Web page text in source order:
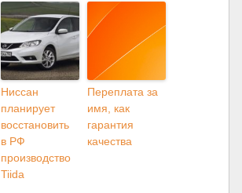
Ниссан
планирует
восстановить
в РФ
производство
Tiida
Переплата за
имя, как
гарантия
качества